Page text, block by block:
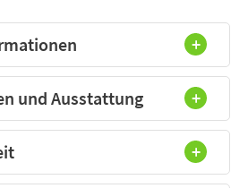
und Ausstattung